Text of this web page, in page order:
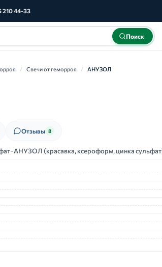
210 44-33
Поиск
/ Свечи от геморроя / АНУЗОЛ
Отзывы 8
· АНУЗОЛ (красавка, ксероформ, цинка